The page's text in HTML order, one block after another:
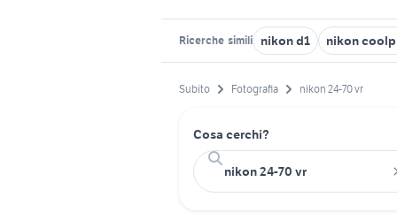
Ricerche simili nikon d1 nikon
Subito Fotografia nikon 24-70 vr
Cosa cerchi?